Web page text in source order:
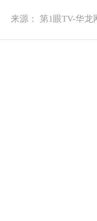
来源： 第1眼TV-华龙